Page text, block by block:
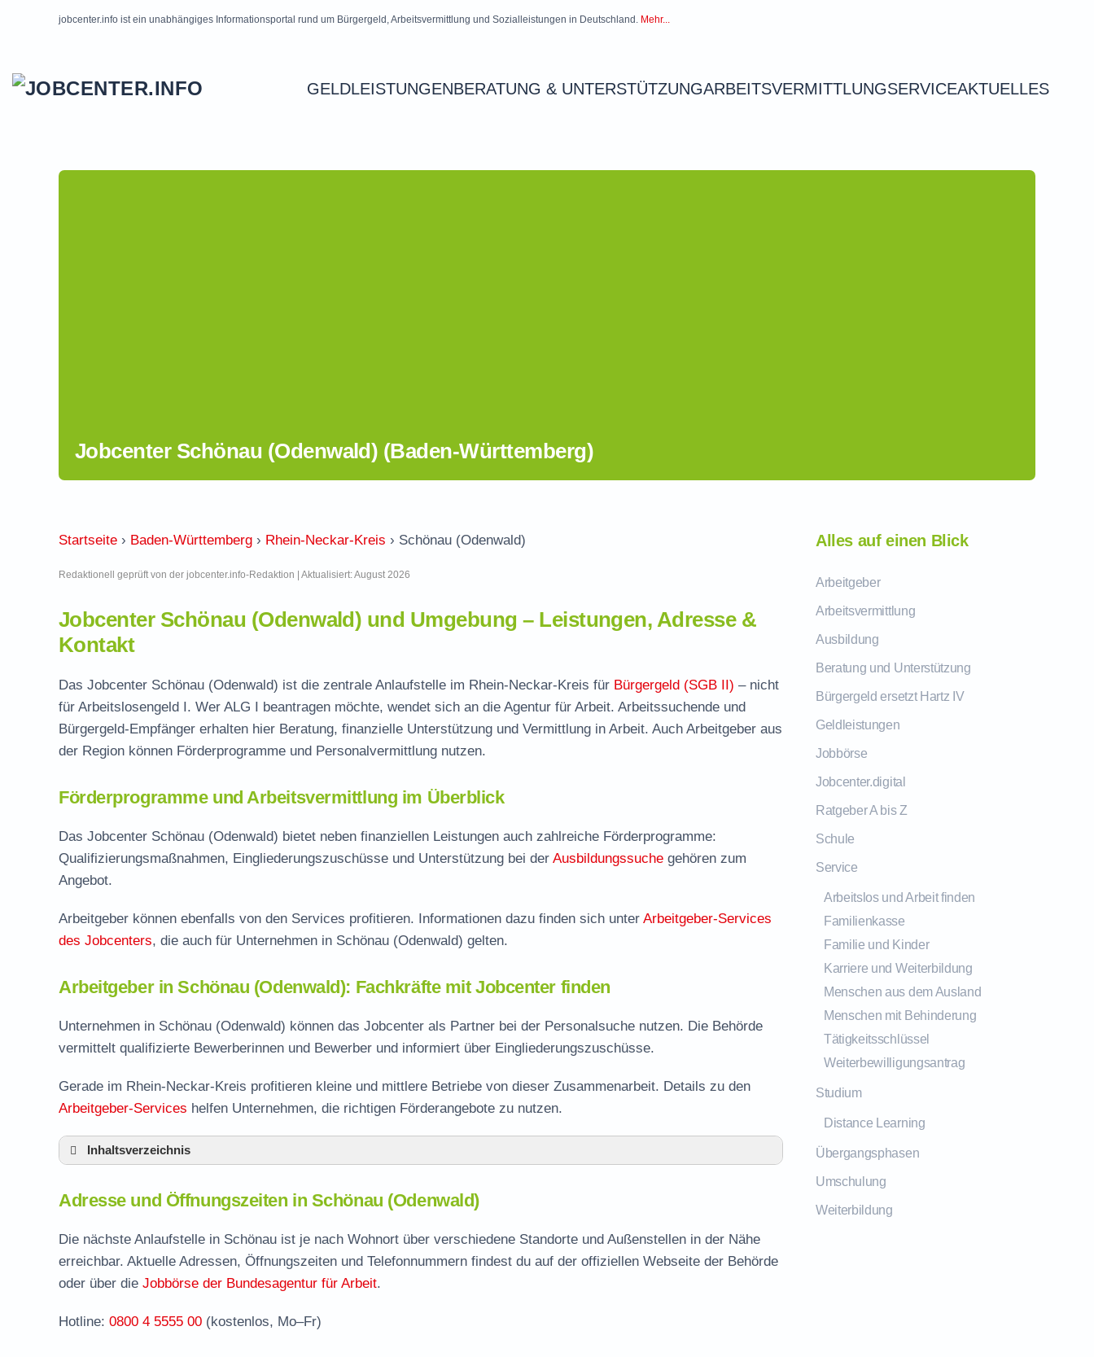
jobcenter.info ist ein unabhängiges Informationsportal rund um Bürgergeld, Arbeitsvermittlung und Sozialleistungen in Deutschland. Mehr...
GELDLEISTUNGENBERATUNG & UNTERSTÜTZUNGARBEITSVERMITTLUNGSERVICEAKTUELLES
Jobcenter Schönau (Odenwald) (Baden-Württemberg)
Startseite › Baden-Württemberg › Rhein-Neckar-Kreis › Schönau (Odenwald)
Redaktionell geprüft von der jobcenter.info-Redaktion | Aktualisiert: August 2026
Jobcenter Schönau (Odenwald) und Umgebung – Leistungen, Adresse &
Kontakt
Das Jobcenter Schönau (Odenwald) ist die zentrale Anlaufstelle im Rhein-Neckar-Kreis für Bürgergeld (SGB II) – nicht
für Arbeitslosengeld I. Wer ALG I beantragen möchte, wendet sich an die Agentur für Arbeit. Arbeitssuchende und
Bürgergeld-Empfänger erhalten hier Beratung, finanzielle Unterstützung und Vermittlung in Arbeit. Auch Arbeitgeber aus
der Region können Förderprogramme und Personalvermittlung nutzen.
Förderprogramme und Arbeitsvermittlung im Überblick
Das Jobcenter Schönau (Odenwald) bietet neben finanziellen Leistungen auch zahlreiche Förderprogramme:
Qualifizierungsmaßnahmen, Eingliederungszuschüsse und Unterstützung bei der Ausbildungssuche gehören zum
Angebot.
Arbeitgeber können ebenfalls von den Services profitieren. Informationen dazu finden sich unter Arbeitgeber-Services
des Jobcenters, die auch für Unternehmen in Schönau (Odenwald) gelten.
Arbeitgeber in Schönau (Odenwald): Fachkräfte mit Jobcenter finden
Unternehmen in Schönau (Odenwald) können das Jobcenter als Partner bei der Personalsuche nutzen. Die Behörde
vermittelt qualifizierte Bewerberinnen und Bewerber und informiert über Eingliederungszuschüsse.
Gerade im Rhein-Neckar-Kreis profitieren kleine und mittlere Betriebe von dieser Zusammenarbeit. Details zu den
Arbeitgeber-Services helfen Unternehmen, die richtigen Förderangebote zu nutzen.
Inhaltsverzeichnis
Leistungen der Arbeitsvermittlung in Schönau
Termin vereinbaren und Bürgergeld beantragen
Jobcenter Rhein-Neckar-Kreis – zuständige Stelle
Stellenangebote und Jobbörse in Schönau
Häufige Fragen rund ums Jobcenter
Adresse und Öffnungszeiten in Schönau (Odenwald)
Die nächste Anlaufstelle in Schönau ist je nach Wohnort über verschiedene Standorte und Außenstellen in der Nähe
erreichbar. Aktuelle Adressen, Öffnungszeiten und Telefonnummern findest du auf der offiziellen Webseite der Behörde
oder über die Jobbörse der Bundesagentur für Arbeit.
Hotline: 0800 4 5555 00 (kostenlos, Mo–Fr)
Alles auf einen Blick
Arbeitgeber
Arbeitsvermittlung
Ausbildung
Beratung und Unterstützung
Bürgergeld ersetzt Hartz IV
Geldleistungen
Jobbörse
Jobcenter.digital
Ratgeber A bis Z
Schule
Service
Arbeitslos und Arbeit finden
Familienkasse
Familie und Kinder
Karriere und Weiterbildung
Menschen aus dem Ausland
Menschen mit Behinderung
Tätigkeitsschlüssel
Weiterbewilligungsantrag
Studium
Distance Learning
Übergangsphasen
Umschulung
Weiterbildung